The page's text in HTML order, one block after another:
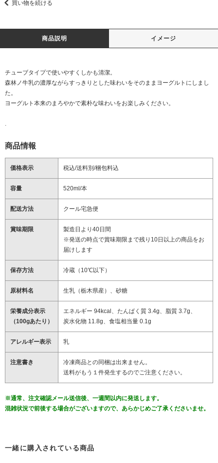
買い物を続ける
商品説明 イメージ
チューブタイプで使いやすくしかも清潔。
森林ノ牛乳の濃厚ながらすっきりとした味わいをそのままヨーグルトにしまし
た。
ヨーグルト本来のまろやかで素朴な味わいをお楽しみください。
.
商品情報
価格表示 税込/送料別/梱包料込
容量 520ml/本
配送方法 クール宅急便
賞味期限
製造日より40日間
※発送の時点で賞味期限まで残り10日以上の商品をお
届けします
保存方法 冷蔵（10℃以下）
原材料名 生乳（栃木県産）、砂糖
栄養成分表示
（100gあたり）
エネルギー 94kcal、たんぱく質 3.4g、脂質 3.7g、
炭水化物 11.8g、食塩相当量 0.1g
アレルギー表示 乳
注意書き
冷凍商品との同梱は出来ません。
送料がもう１件発生するのでご注意ください。
※通常、注文確認メール送信後、一週間以内に発送します。
混雑状況で前後する場合がございますので、あらかじめご了承くださいませ。
一緒に購入されている商品